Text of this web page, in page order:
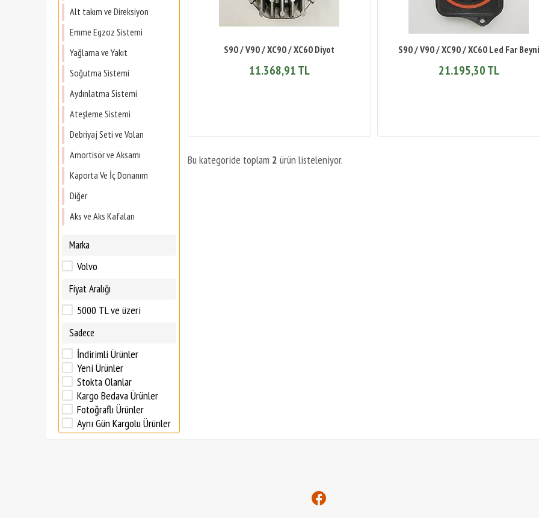
Alt takım ve Direksiyon
Emme Egzoz Sistemi
Yağlama ve Yakıt
Soğutma Sistemi
Aydınlatma Sistemi
Ateşleme Sistemi
Debriyaj Seti ve Volan
Amortisör ve Aksamı
Kaporta Ve İç Donanım
Diğer
Aks ve Aks Kafaları
Marka
Volvo
Fiyat Aralığı
5000 TL ve üzeri
Sadece
İndirimli Ürünler
Yeni Ürünler
Stokta Olanlar
Kargo Bedava Ürünler
Fotoğraflı Ürünler
Aynı Gün Kargolu Ürünler
S90 / V90 / XC90 / XC60 Diyot
11.368,91 TL
S90 / V90 / XC90 / XC60 Led Far Beyni
21.195,30 TL
Bu kategoride toplam 2 ürün listeleniyor.